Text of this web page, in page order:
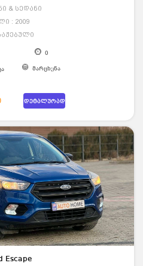
& სედანი
: 2009
0
მარცხენა
დეტალურად
Escape